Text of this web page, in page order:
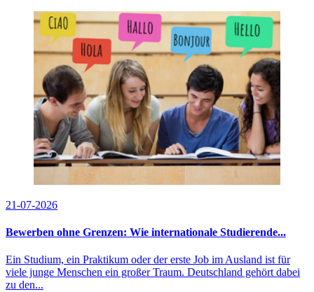
21-07-2026
Bewerben ohne Grenzen: Wie internationale Studierende...
Ein Studium, ein Praktikum oder der erste Job im Ausland ist für
viele junge Menschen ein großer Traum. Deutschland gehört dabei
zu den...